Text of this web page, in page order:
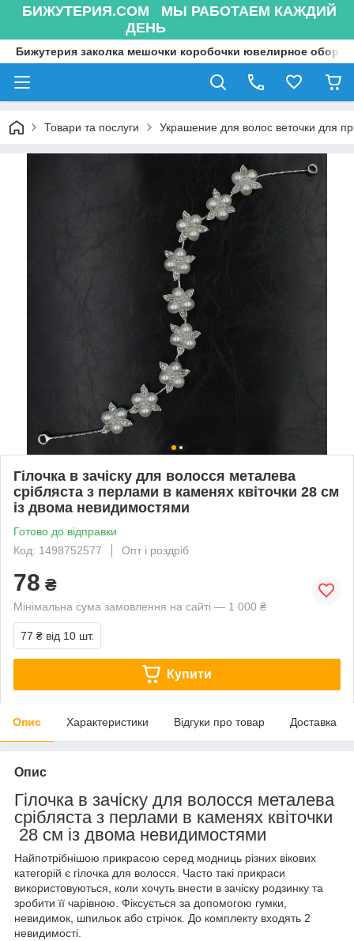
БИЖУТЕРИЯ.COM МЫ РАБОТАЕМ КАЖДИЙ
ДЕНЬ
Бижутерия заколка мешочки коробочки ювелирное
Товари та послуги Украшение для волос веточки для
Гілочка в зачіску для волосся металева
срібляста з перлами в каменях квіточки 28 см
із двома невидимостями
Готово до відправки
Код: 1498752577
Опт і роздріб
78 ₴
Мінімальна сума замовлення на сайті — 1 000 ₴
77 ₴ від 10 шт.
Купити
Опис Характеристики Відгуки про товар Доставка
Опис
Гілочка в зачіску для волосся металева
срібляста з перлами в каменях квіточки
28 см із двома невидимостями
Найпотрібнішою прикрасою серед модниць різних вікових
категорій є гілочка для волосся. Часто такі прикраси
використовуються, коли хочуть внести в зачіску родзинку та
зробити її чарівною. Фіксується за допомогою гумки,
невидимок, шпильок або стрічок. До комплекту входять 2
невидимості.